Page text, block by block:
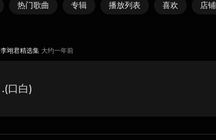
热门歌曲 专辑 播放列表 喜欢 店铺
李翊君精选集 大约一年前
.(口白)